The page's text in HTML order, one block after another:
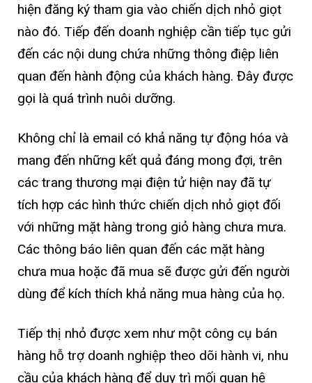
hiện đăng ký tham gia vào chiến dịch nhỏ giọt
nào đó. Tiếp đến doanh nghiệp cần tiếp tục gửi
đến các nội dung chứa những thông điệp liên
quan đến hành động của khách hàng. Đây được
gọi là quá trình nuôi dưỡng.
Không chỉ là email có khả năng tự động hóa và
mang đến những kết quả đáng mong đợi, trên
các trang thương mại điện tử hiện nay đã tự
tích hợp các hình thức chiến dịch nhỏ giọt đối
với những mặt hàng trong giỏ hàng chưa mưa.
Các thông báo liên quan đến các mặt hàng
chưa mua hoặc đã mua sẽ được gửi đến người
dùng để kích thích khả năng mua hàng của họ.
Tiếp thị nhỏ được xem như một công cụ bán
hàng hỗ trợ doanh nghiệp theo dõi hành vi, nhu
cầu của khách hàng để duy trì mối quan hệ